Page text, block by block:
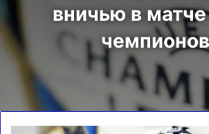
вничью в
чемпионов